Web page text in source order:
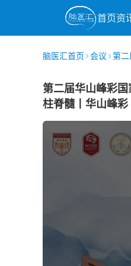
首页资
脑医汇首页 会议 第
第二届华山峰彩
柱脊髓丨华山峰彩